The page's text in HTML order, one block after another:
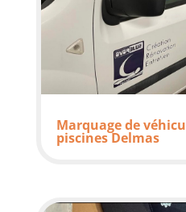
Marquage de
piscines Delmas